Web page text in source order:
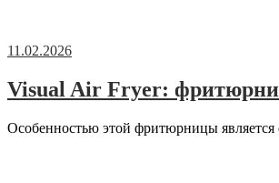
11.02.2026
Visual Air Fryer:
Особенностью этой фритюрницы является